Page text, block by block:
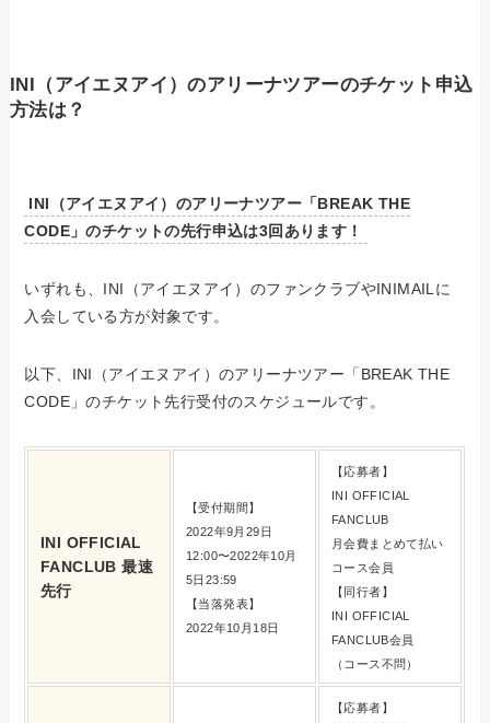
INI（アイエヌアイ）のアリーナツアーのチケット申込
方法は？
INI（アイエヌアイ）のアリーナツアー「BREAK THE
CODE」のチケットの先行申込は3回あります！
いずれも、INI（アイエヌアイ）のファンクラブやINIMAILに
入会している方が対象です。
以下、INI（アイエヌアイ）のアリーナツアー「BREAK THE
CODE」のチケット先行受付のスケジュールです。
INI OFFICIAL
FANCLUB 最速
先行
【受付期間】
2022年9月29日
12:00〜2022年10月
5日23:59
【当落発表】
2022年10月18日
【応募者】
INI OFFICIAL
FANCLUB
月会費まとめて払い
コース会員
【同行者】
INI OFFICIAL
FANCLUB会員
（コース不問）
【応募者】